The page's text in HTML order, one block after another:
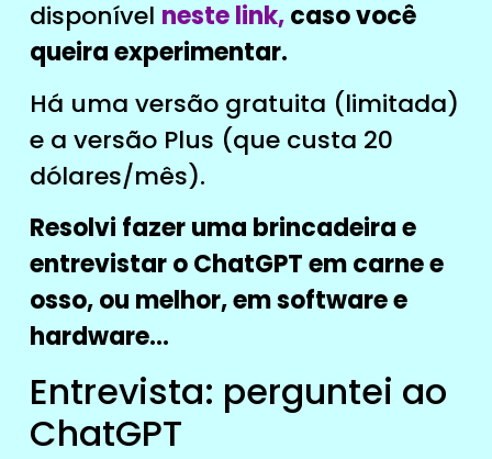
disponível neste link,caso você
queira experimentar.
Há uma versão gratuita (limitada)
e a versão Plus (que custa 20
dólares/mês).
Resolvi fazer uma brincadeira e
entrevistar o ChatGPT em carne e
osso, ou melhor, em software e
hardware…
Entrevista: perguntei ao
ChatGPT